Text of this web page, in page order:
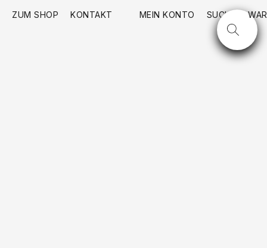
ZUM SHOP KONTAKT MEIN KONTO SUCHE